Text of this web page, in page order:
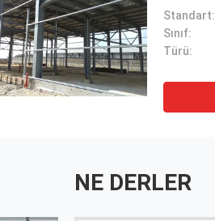
Standart:
Sınıf:
Türü:
NE DERLER